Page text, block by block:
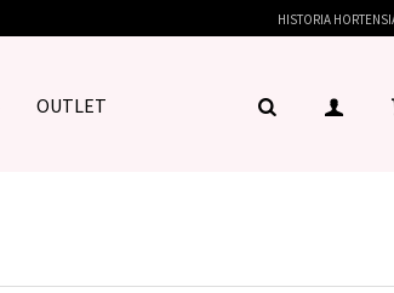
OUTLET
HISTORIA